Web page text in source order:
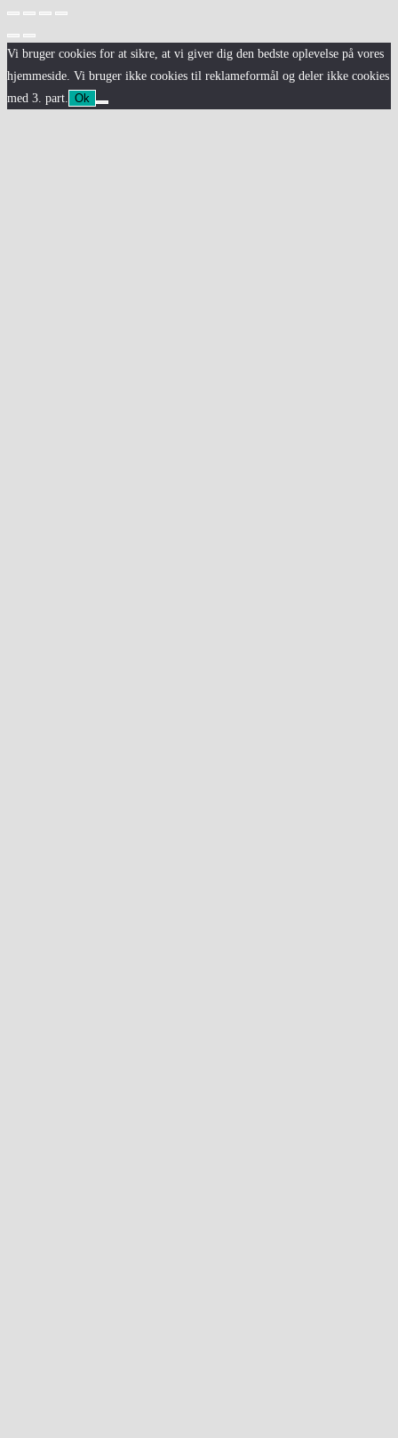
Vi bruger cookies for at sikre, at vi giver dig den bedste oplevelse på vores
hjemmeside. Vi bruger ikke cookies til reklameformål og deler ikke cookies
med 3. part.
Ok